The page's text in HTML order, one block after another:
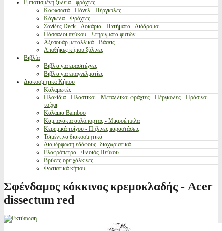
Εμποτισμένη ξυλεία - φράχτες
Καφασωτά - Πάνελ - Πέργκολες
Κάγκελα - Φράχτες
Σανίδες Deck - Δοκάρια - Πατήματα - Διάδρομοι
Πάσσαλοι πεύκου - Στηρίγματα φυτών
Αξεσουάρ μεταλλικά - Βάσεις
Αποθήκες κήπου ξύλινες
Βιβλία
Βιβλία για ερασιτέχνες
Βιβλία για επαγγελματίες
Διακοσμητικά Κήπου
Καλαμωτές
Πλακίδια - Πλαστικοί - Μεταλλικοί φράχτες - Πέργκολες - Πράσινοι
τοίχοι
Καλάμια Bamboo
Καμπανάκια αυλόπορτας - Μικροέπιπλα
Κεραμικά τοίχου - Πήλινες παραστάσεις
Τσιμέντινα διακοσμητικά
Διαμόρφωση εδάφους -διαχωριστικά.
Ελαφρόπετρα - Φλοιός Πεύκου
Βρύσες ορειχάλκινες
Φωτιστικά κήπου
Σφένδαμος κόκκινος κρεμοκλαδής - Acer
dissectum red